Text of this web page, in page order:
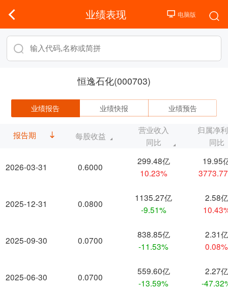
业绩表现
恒逸石化(000703)
业绩报告 业绩快报 业绩预告
报告期
2026-03-31
2025-12-31
2025-09-30
2025-06-30
每股收益
营业收入
同比
归属净
同比
0.6000
299.48亿
10.23%
19.95
0.0800
1135.27亿
-9.51%
2.58亿
0.0700
838.85亿
-11.53%
2.31亿
0.08%
0.0700
559.60亿
-13.59%
2.27亿
-